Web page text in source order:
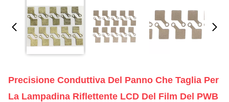
Precisione Conduttiva Del Panno Che Taglia Per
La Lampadina Riflettente LCD Del Film Del PWB